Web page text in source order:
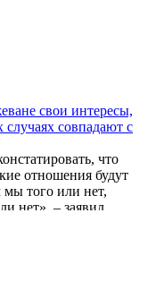
свои интересы,
случаях совпадают с
что
отношения будут
мы того или нет,
нет», – заявил
конференции